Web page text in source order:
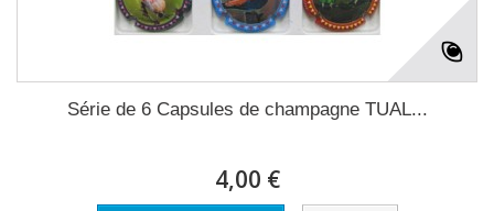
Série de 6 Capsules de champagne TUAL...
4,00 €